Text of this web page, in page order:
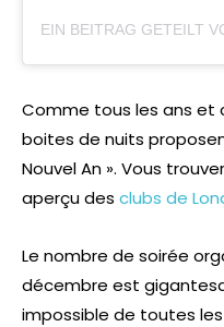
EIN BEITRAG GETEILT
Comme tous les ans et
boites de nuits
Nouvel An ». Vous
aperçu des clubs de
Le nombre de soirée
décembre est
impossible de toutes